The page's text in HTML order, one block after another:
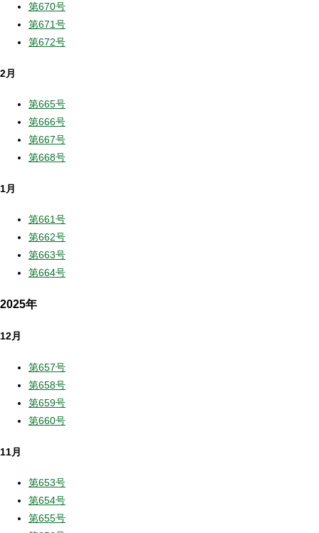
第670号
第671号
第672号
2月
第665号
第666号
第667号
第668号
1月
第661号
第662号
第663号
第664号
2025年
12月
第657号
第658号
第659号
第660号
11月
第653号
第654号
第655号